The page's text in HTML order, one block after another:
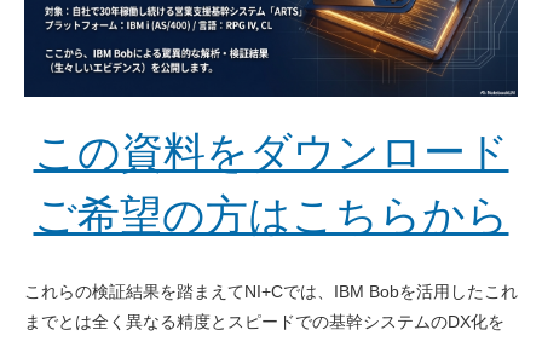
この資料をダウンロード
ご希望の方はこちらから
これらの検証結果を踏まえてNI+Cでは、IBM Bobを活用したこれ
までとは全く異なる精度とスピードでの基幹システムのDX化を